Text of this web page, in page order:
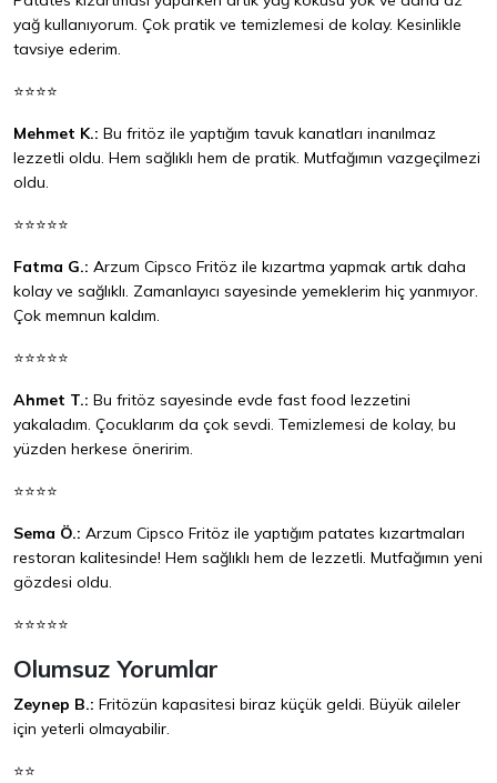
yağ kullanıyorum. Çok pratik ve temizlemesi de kolay. Kesinlikle
tavsiye ederim.
⭐⭐⭐⭐
Mehmet K.: Bu fritöz ile yaptığım tavuk kanatları inanılmaz
lezzetli oldu. Hem sağlıklı hem de pratik. Mutfağımın vazgeçilmezi
oldu.
⭐⭐⭐⭐⭐
Fatma G.: Arzum Cipsco Fritöz ile kızartma yapmak artık daha
kolay ve sağlıklı. Zamanlayıcı sayesinde yemeklerim hiç yanmıyor.
Çok memnun kaldım.
⭐⭐⭐⭐⭐
Ahmet T.: Bu fritöz sayesinde evde fast food lezzetini
yakaladım. Çocuklarım da çok sevdi. Temizlemesi de kolay, bu
yüzden herkese öneririm.
⭐⭐⭐⭐
Sema Ö.: Arzum Cipsco Fritöz ile yaptığım patates kızartmaları
restoran kalitesinde! Hem sağlıklı hem de lezzetli. Mutfağımın yeni
gözdesi oldu.
⭐⭐⭐⭐⭐
Olumsuz Yorumlar
Zeynep B.: Fritözün kapasitesi biraz küçük geldi. Büyük aileler
için yeterli olmayabilir.
⭐⭐